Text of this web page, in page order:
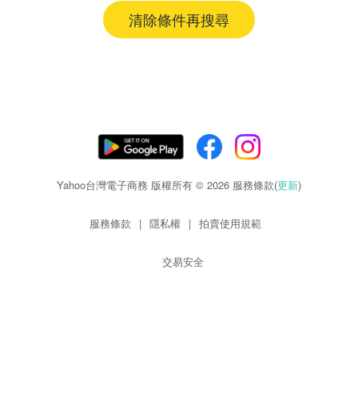
清除條件再搜尋
Yahoo台灣電子商務 版權所有 © 2026 服務條款(更新)
服務條款 | 隱私權 | 拍賣使用規範
交易安全